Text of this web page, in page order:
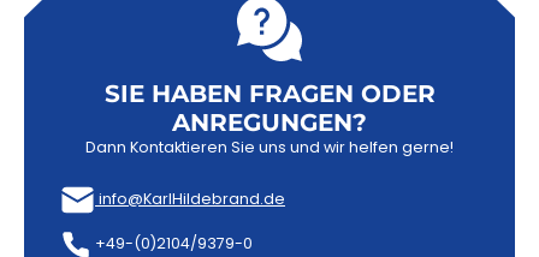
SIE HABEN FRAGEN ODER
ANREGUNGEN?
Dann Kontaktieren Sie uns und wir helfen gerne!
info@KarlHildebrand.de
+49-(0)2104/9379-0